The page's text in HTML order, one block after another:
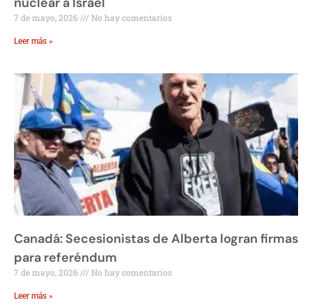
7 de mayo, 2026 No hay comentarios
Leer más »
Canadá: Secesionistas de Alberta logran firmas
para referéndum
7 de mayo, 2026 No hay comentarios
Leer más »